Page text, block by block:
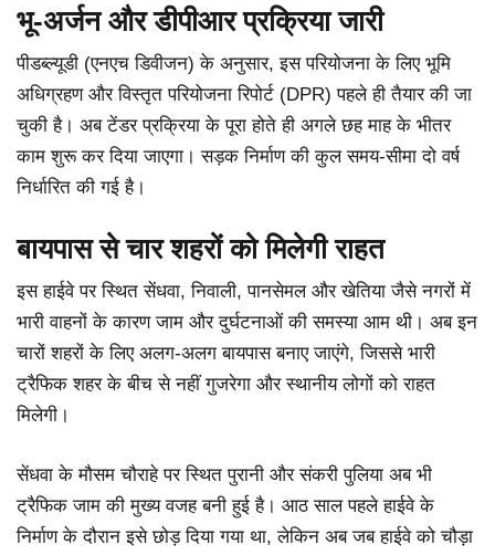
भू-अर्जन और डीपीआर प्रक्रिया जारी
पीडब्ल्यूडी (एनएच डिवीजन) के अनुसार, इस परियोजना के लिए भूमि
अधिग्रहण और विस्तृत परियोजना रिपोर्ट (DPR) पहले ही तैयार की जा
चुकी है। अब टेंडर प्रक्रिया के पूरा होते ही अगले छह माह के भीतर
काम शुरू कर दिया जाएगा। सड़क निर्माण की कुल समय-सीमा दो वर्ष
निर्धारित की गई है।
बायपास से चार शहरों को मिलेगी राहत
इस हाईवे पर स्थित सेंधवा, निवाली, पानसेमल और खेतिया जैसे नगरों में
भारी वाहनों के कारण जाम और दुर्घटनाओं की समस्या आम थी। अब इन
चारों शहरों के लिए अलग-अलग बायपास बनाए जाएंगे, जिससे भारी
ट्रैफिक शहर के बीच से नहीं गुजरेगा और स्थानीय लोगों को राहत
मिलेगी।
सेंधवा के मौसम चौराहे पर स्थित पुरानी और संकरी पुलिया अब भी
ट्रैफिक जाम की मुख्य वजह बनी हुई है। आठ साल पहले हाईवे के
निर्माण के दौरान इसे छोड़ दिया गया था, लेकिन अब जब हाईवे को चौड़ा